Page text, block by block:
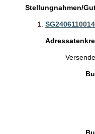
Stellungnahmen/
SG2406110014